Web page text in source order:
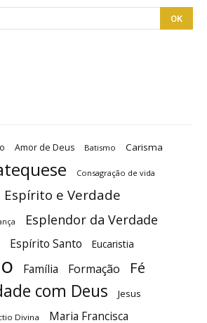
Amor de Deus Batismo Carisma
Consagração de vida
Espírito e Verdade
Esplendor da Verdade
Espírito Santo Eucaristia
Família Formação Fé
com Deus Jesus
Divina Maria Francisca